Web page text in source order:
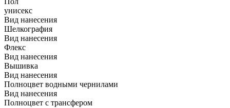
унисекс
Вид нанесения
Шелкография
Вид нанесения
Флекс
Вид нанесения
Вышивка
Вид нанесения
Полноцвет водными чернилами
Вид нанесения
Полноцвет с трансфером